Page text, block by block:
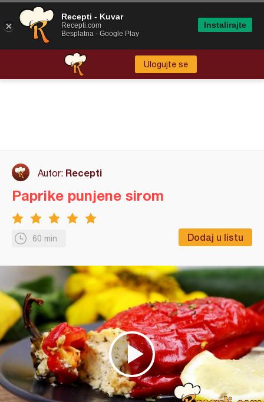
Ulogujte se
Autor: Recepti
60 min Dodaj u listu
Paprike punjene sirom
Recepti - Kuvar
Recepti.com
Besplatna - Google Play
Instalirajte